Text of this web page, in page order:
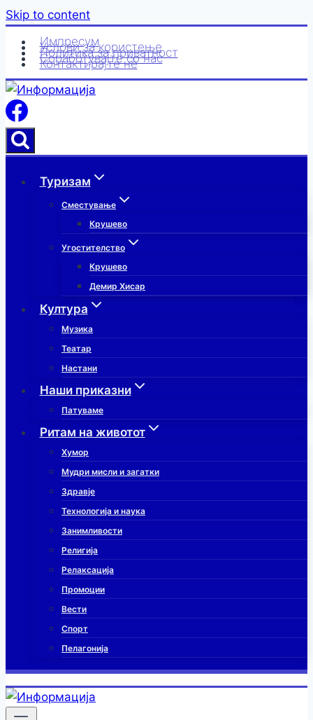
Skip to content
Импресум
Услови за користење
Политика за приватност
Соработувајте со нас
Контактирајте нè
Туризам
Сместување
Крушево
Угостителство
Крушево
Демир Хисар
Култура
Музика
Театар
Настани
Наши приказни
Патуваме
Ритам на животот
Хумор
Мудри мисли и загатки
Здравје
Технологија и наука
Занимливости
Религија
Релаксација
Промоции
Вести
Спорт
Пелагонија